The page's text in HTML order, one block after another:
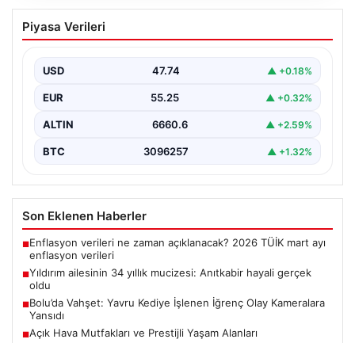
Yıldırım ailesinin 34 yıllık mucizesi:
Anıtkabir hayali gerçek oldu
Zeynep Yıldırım (59), tam 34 yıl boyunca…
Piyasa Verileri
USD 47.74 ▲ +0.18%
EUR 55.25 ▲ +0.32%
ALTIN 6660.6 ▲ +2.59%
BTC 3096257 ▲ +1.32%
Son Eklenen Haberler
■Enflasyon verileri ne zaman açıklanacak? 2026 TÜİK mart ayı
enflasyon verileri
■Yıldırım ailesinin 34 yıllık mucizesi: Anıtkabir hayali gerçek
oldu
■Bolu’da Vahşet: Yavru Kediye İşlenen İğrenç Olay Kameralara
Yansıdı
■Açık Hava Mutfakları ve Prestijli Yaşam Alanları